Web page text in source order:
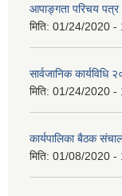
आपाङ्गता परिचय पत्र
मिति: 01/24/2020 -
सार्वजानिक कार्यविधि
मिति: 01/24/2020 -
कार्यपालिका बैठक
मिति: 01/08/2020 -